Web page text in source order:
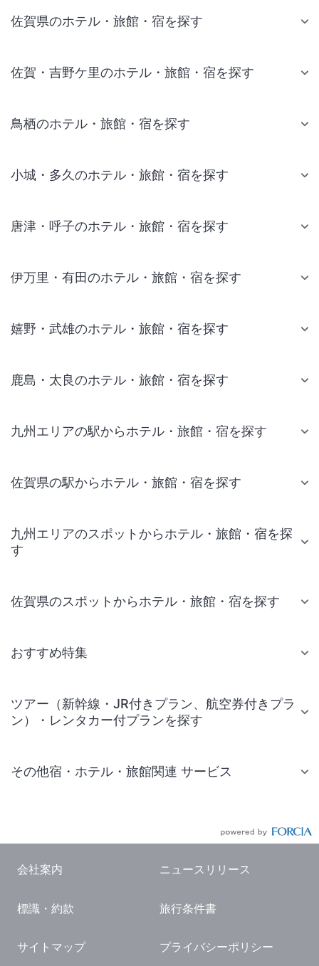
佐賀県のホテル・旅館・宿を探す
佐賀・吉野ケ里のホテル・旅館・宿を探す
鳥栖のホテル・旅館・宿を探す
小城・多久のホテル・旅館・宿を探す
唐津・呼子のホテル・旅館・宿を探す
伊万里・有田のホテル・旅館・宿を探す
嬉野・武雄のホテル・旅館・宿を探す
鹿島・太良のホテル・旅館・宿を探す
九州エリアの駅からホテル・旅館・宿を探す
佐賀県の駅からホテル・旅館・宿を探す
九州エリアのスポットからホテル・旅館・宿を探
す
佐賀県のスポットからホテル・旅館・宿を探す
おすすめ特集
ツアー（新幹線・JR付きプラン、航空券付きプラ
ン）・レンタカー付プランを探す
その他宿・ホテル・旅館関連 サービス
国内観光ガイド
旅行・観光情報
会社案内 ニュースリリース
標識・約款 旅行条件書
サイトマップ プライバシーポリシー